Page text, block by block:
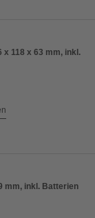
118 x 63 mm, inkl.
mm, inkl. Batterien